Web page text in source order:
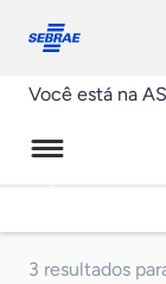
conosco
Você está na
3 resultados